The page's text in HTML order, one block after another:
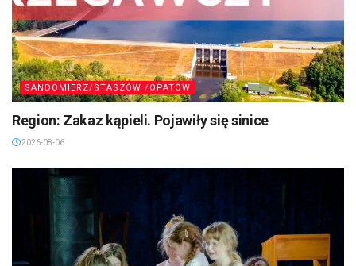
SANDOMIERZ/STASZÓW /OPATÓW
Region: Zakaz kąpieli. Pojawiły się sinice
2026-08-06